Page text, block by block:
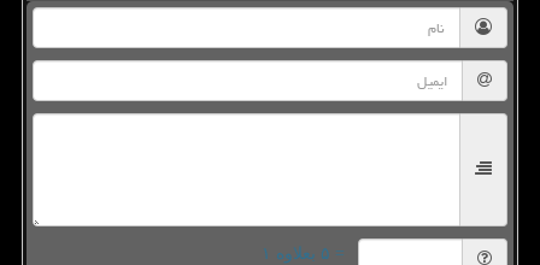
= ۵ بعلاوه ۱